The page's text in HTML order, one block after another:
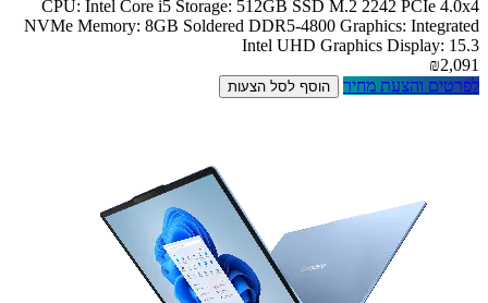
CPU: Intel Core i5 Storage: 512GB SSD M.2 2242 PCIe 4.0x4
NVMe Memory: 8GB Soldered DDR5-4800 Graphics: Integrated
Intel UHD Graphics Display: 15.3
₪2,091
לפרטים והצעת מחיר
הוסף לסל הצעות